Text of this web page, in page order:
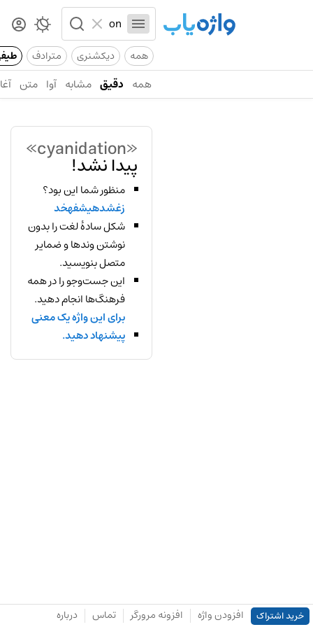
همه دیکشنری مترادف
همه دقیق مشابه آوا متن
«cyanidation»
پیدا نشد!
منظور شما این بود؟
زغشدهیشفهخد
شکل سادهٔ لغت را بدون
نوشتن وندها و ضمایر
متصل بنویسید.
این جست‌وجو را در همه
فرهنگ‌ها انجام دهید.
برای این واژه یک معنی
پیشنهاد دهید.
خرید اشتراک افزودن واژه افزونه مرورگر تماس درباره